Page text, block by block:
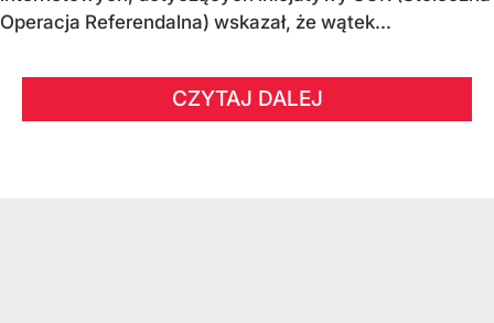
Operacja Referendalna) wskazał, że wątek...
CZYTAJ DALEJ